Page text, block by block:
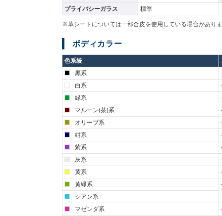
プライバシーガラス
標準
※革シートについては一部合皮を使用している場合があり
ボディカラー
色系統
黒系
白系
緑系
マルーン(茶)系
オリーブ系
紺系
紫系
灰系
黄系
黄緑系
シアン系
マゼンダ系